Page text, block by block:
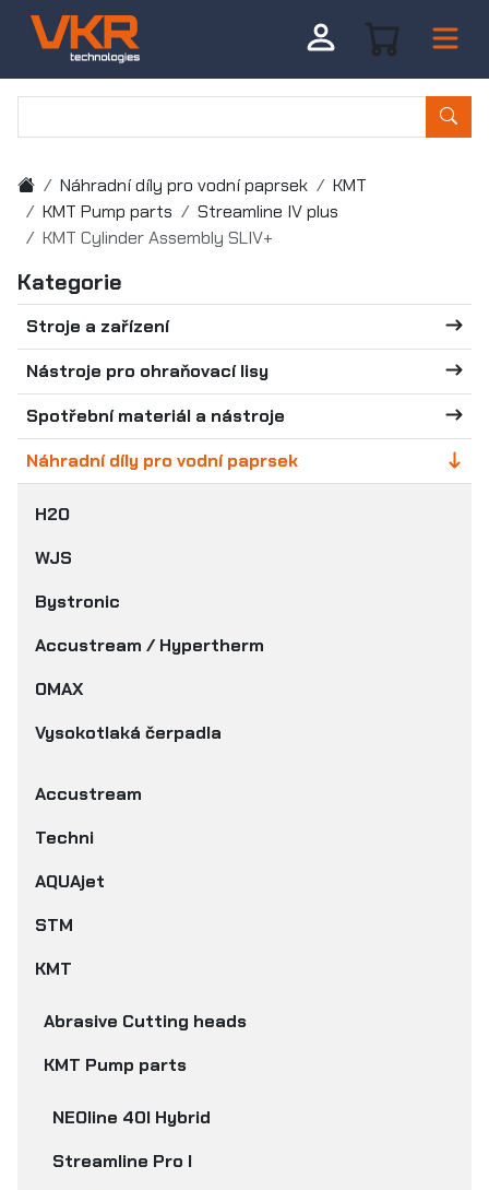
Náhradní díly pro vodní paprsek
KMT
KMT Pump parts
Streamline IV plus
KMT Cylinder Assembly SLIV+
Kategorie
Stroje a zařízení
Nástroje pro ohraňovací lisy
Spotřební materiál a nástroje
Náhradní díly pro vodní paprsek
H2O
WJS
Bystronic
Accustream / Hypertherm
OMAX
Vysokotlaká čerpadla
Accustream
Techni
AQUAjet
STM
KMT
Abrasive Cutting heads
KMT Pump parts
NEOline 40I Hybrid
Streamline Pro I